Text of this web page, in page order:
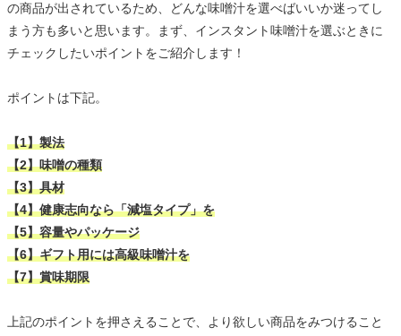
の商品が出されているため、どんな味噌汁を選べばいいか迷ってし
まう方も多いと思います。まず、インスタント味噌汁を選ぶときに
チェックしたいポイントをご紹介します！
ポイントは下記。
【1】製法
【2】味噌の種類
【3】具材
【4】健康志向なら「減塩タイプ」を
【5】容量やパッケージ
【6】ギフト用には高級味噌汁を
【7】賞味期限
上記のポイントを押さえることで、より欲しい商品をみつけること